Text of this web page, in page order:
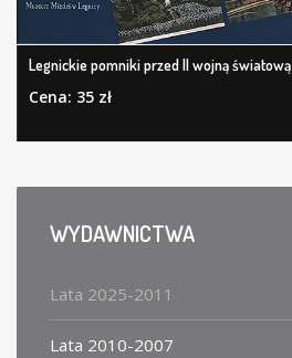
Legnickie pomniki przed II wojną światową
Cena: 35 zł
WYDAWNICTWA
Lata 2025-2011
Lata 2010-2007